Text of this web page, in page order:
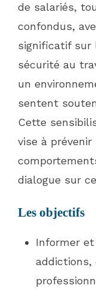
de salariés,
confondus,
significatif sur
sécurité au
un
sentent
Cette
vise à
dialogue sur
Les objectifs
Informer
addictions,